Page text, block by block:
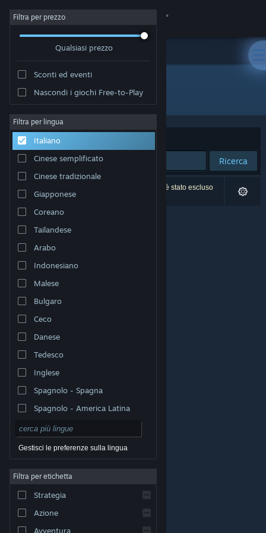
Accedi
Informazioni
Assistenza
Cambia la lingua
Ottieni l'app mobile di Steam
Visualizza il sito web per desktop
appartengono ai rispettivi proprietari negli Stati Uniti e
legali|
Steam| Rimborsi|
Filtra per prezzo
Qualsiasi prezzo
Sconti ed eventi
Nascondi i giochi Free-to-Play
Filtra per lingua
Italiano
Cinese semplificato
Cinese tradizionale
Giapponese
Coreano
Tailandese
Arabo
Indonesiano
Malese
Bulgaro
Ceco
Danese
Tedesco
Inglese
Spagnolo - Spagna
Spagnolo - America Latina
Gestisci le preferenze sulla lingua
Filtra per etichetta
Strategia
Azione
Avventura
Sviluppatore: Hauskaz
Ordina per Rilevanza
Ricerca
0 risultati corrispondono alla tua ricerca. 1 titolo è stato escluso
in base alle tue preferenze.